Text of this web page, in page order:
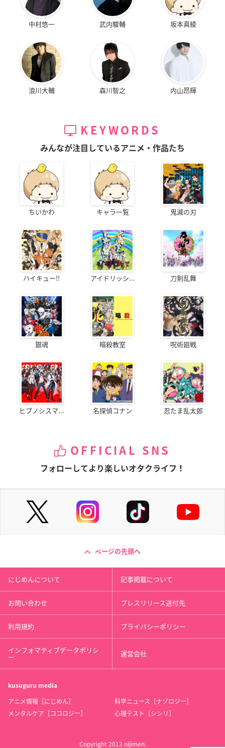
中村悠一 武内駿輔 坂本真綾
浪川大輔 森川智之 内山昂輝
KEYWORDS
みんなが注目しているアニメ・作品たち
ちいかわ キャラ一覧 鬼滅の刃
ハイキュー!! アイドリッシ... 刀剣乱舞
銀魂 暗殺教室 呪術廻戦
ヒプノシスマ... 名探偵コナン 忍たま乱太郎
OFFICIAL SNS
フォローしてより楽しいオタクライフ！
ページの先頭へ
にじめんについて 記事掲載について
お問い合わせ プレスリリース送付先
利用規約 プライバシーポリシー
インフォマティブデータポリシ
ー 運営会社
kusuguru media
アニメ情報［にじめん］
科学ニュース［ナゾロジー］
メンタルケア［ココロジー］
心理テスト［シンリ］
Copyright 2013 nijimen.